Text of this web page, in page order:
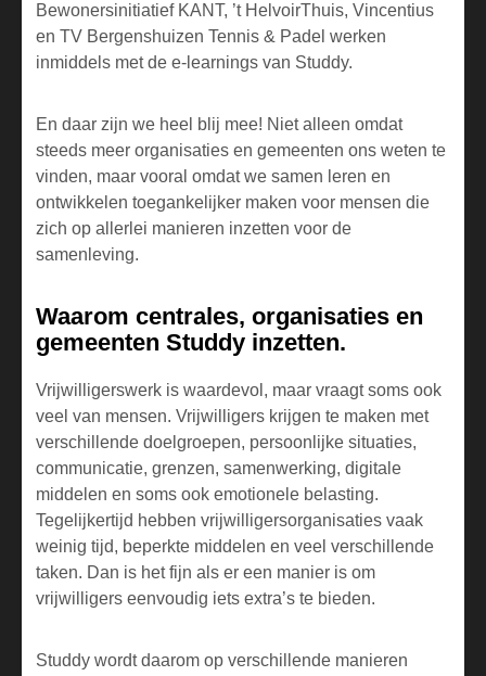
Bewonersinitiatief KANT, ’t HelvoirThuis, Vincentius
en TV Bergenshuizen Tennis & Padel werken
inmiddels met de e-learnings van Studdy.
En daar zijn we heel blij mee! Niet alleen omdat
steeds meer organisaties en gemeenten ons weten te
vinden, maar vooral omdat we samen leren en
ontwikkelen toegankelijker maken voor mensen die
zich op allerlei manieren inzetten voor de
samenleving.
Waarom centrales, organisaties en
gemeenten Studdy inzetten.
Vrijwilligerswerk is waardevol, maar vraagt soms ook
veel van mensen. Vrijwilligers krijgen te maken met
verschillende doelgroepen, persoonlijke situaties,
communicatie, grenzen, samenwerking, digitale
middelen en soms ook emotionele belasting.
Tegelijkertijd hebben vrijwilligersorganisaties vaak
weinig tijd, beperkte middelen en veel verschillende
taken. Dan is het fijn als er een manier is om
vrijwilligers eenvoudig iets extra’s te bieden.
Studdy wordt daarom op verschillende manieren